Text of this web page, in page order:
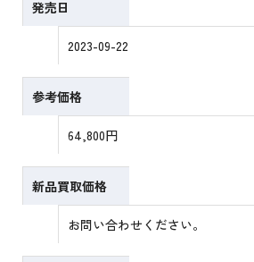
発売日
2023-09-22
参考価格
64,800円
新品買取価格
お問い合わせください。